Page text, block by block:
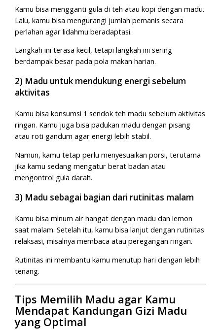
Kamu bisa mengganti gula di teh atau kopi dengan madu.
Lalu, kamu bisa mengurangi jumlah pemanis secara
perlahan agar lidahmu beradaptasi.
Langkah ini terasa kecil, tetapi langkah ini sering
berdampak besar pada pola makan harian.
2) Madu untuk mendukung energi sebelum
aktivitas
Kamu bisa konsumsi 1 sendok teh madu sebelum aktivitas
ringan. Kamu juga bisa padukan madu dengan pisang
atau roti gandum agar energi lebih stabil.
Namun, kamu tetap perlu menyesuaikan porsi, terutama
jika kamu sedang mengatur berat badan atau
mengontrol gula darah.
3) Madu sebagai bagian dari rutinitas malam
Kamu bisa minum air hangat dengan madu dan lemon
saat malam. Setelah itu, kamu bisa lanjut dengan rutinitas
relaksasi, misalnya membaca atau peregangan ringan.
Rutinitas ini membantu kamu menutup hari dengan lebih
tenang.
Tips Memilih Madu agar Kamu
Mendapat Kandungan Gizi Madu
yang Optimal